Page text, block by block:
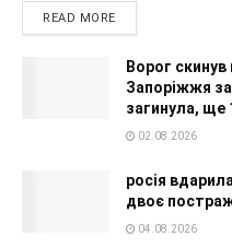
READ MORE
Ворог скинув
Запоріжжя
загинула, ще
02.08.2026
росія
двоє
04.08.2026